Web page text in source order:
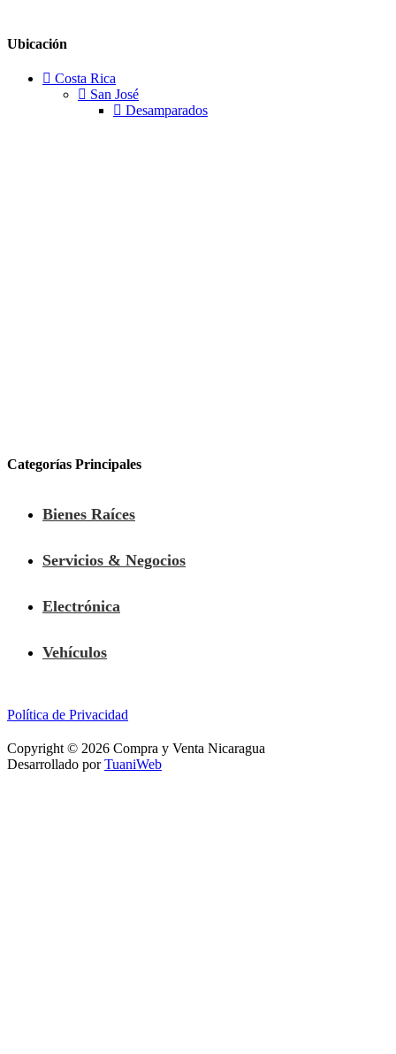
Ubicación
Costa Rica
San José
Desamparados
Categorías Principales
Bienes Raíces
Servicios & Negocios
Electrónica
Vehículos
Política de Privacidad
Copyright © 2026 Compra y Venta Nicaragua
Desarrollado porTuaniWeb